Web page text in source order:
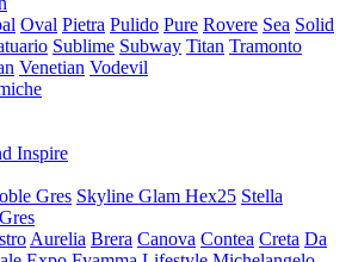
Oval Pietra Pulido Pure Rovere Sea Solid
Sublime Subway Titan Tramonto
Venetian Vodevil
Inspire
Gres Skyline Glam Hex25 Stella
Aurelia Brera Canova Contea Creta Da